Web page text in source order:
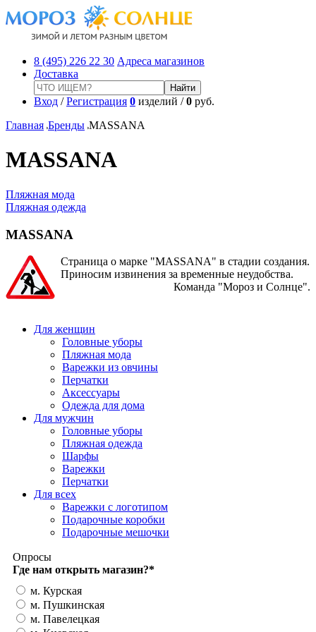
8 (495) 226 22 30 Адреса магазинов
Доставка
Вход /Регистрация 0 изделий /0 руб.
Главная Бренды MASSANA
MASSANA
Пляжная мода
Пляжная одежда
MASSANA
Страница о марке "MASSANA" в стадии создания.
Приносим извинения за временные неудобства.
Команда "Мороз и Солнце".
Для женщин
Головные уборы
Пляжная мода
Варежки из овчины
Перчатки
Аксессуары
Одежда для дома
Для мужчин
Головные уборы
Пляжная одежда
Шарфы
Варежки
Перчатки
Для всех
Варежки с логотипом
Подарочные коробки
Подарочные мешочки
Опросы
Где нам открыть магазин?*
м. Курская
м. Пушкинская
м. Павелецкая